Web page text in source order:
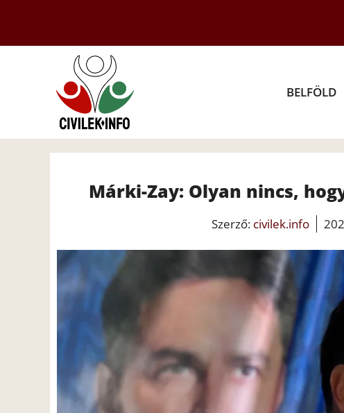
tartalomba
BELFÖLD
Márki-Zay: Olyan nincs,
Szerző: civilek.info